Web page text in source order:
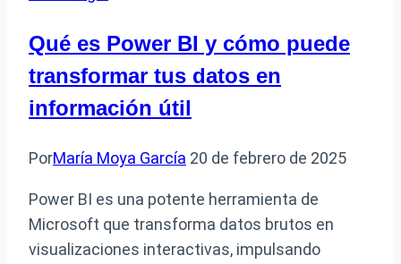
cuenta
de
Microsoft
Qué es Power BI y cómo puede
transformar tus datos en
información útil
PorMaría Moya García 20 de febrero de 2025
Power BI es una potente herramienta de
Microsoft que transforma datos brutos en
visualizaciones interactivas, impulsando